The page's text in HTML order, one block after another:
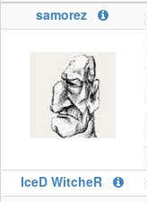
samorez
IceD WitcheR